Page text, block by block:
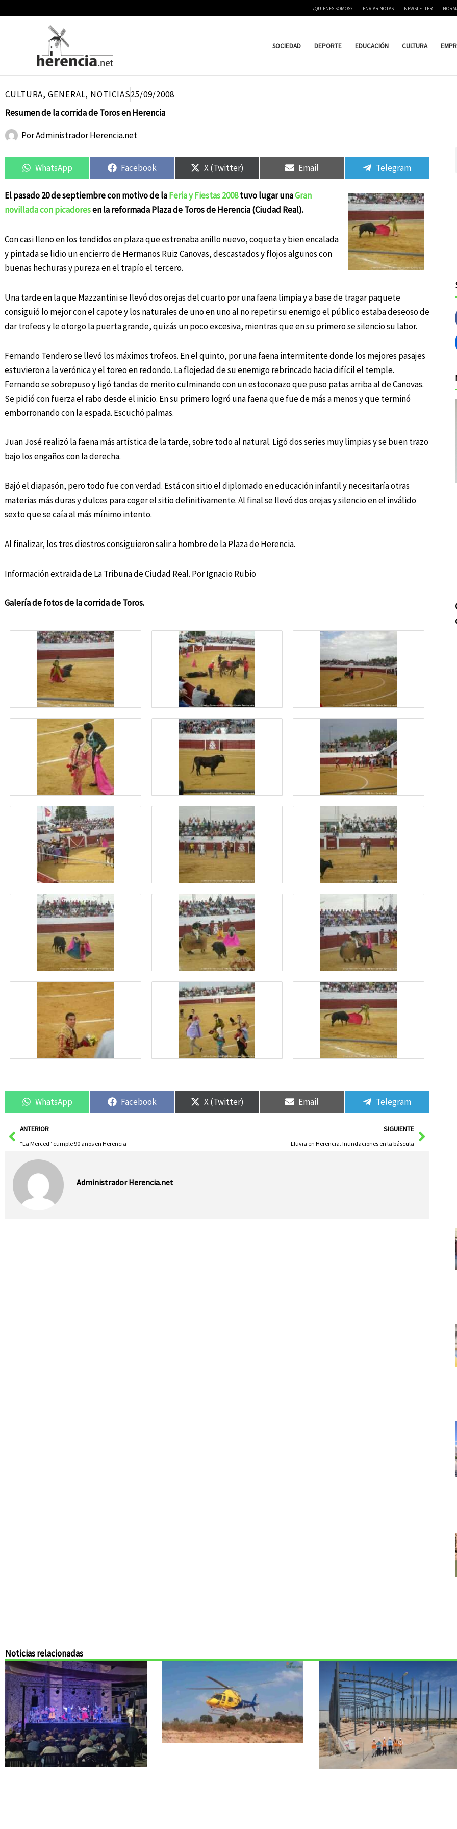
¿QUIENES SOMOS? ENVIAR NOTAS NEWSLETTER
SOCIEDAD DEPORTE EDUCACIÓN CULTURA
CULTURA,GENERAL, NOTICIAS25/09/2008
Resumen de la corrida de Toros en Herencia
PorAdministrador Herencia.net
en
WhatsApp
en
Facebook
en
X (Twitter)
en
Email
en
Telegram
El pasado 20 de septiembre con motivo de laFeria y Fiestas 2008tuvo lugar unaGran
novillada con picadoresen la reformada Plaza de Toros de Herencia (Ciudad Real).
Con casi lleno en los tendidos en plaza que estrenaba anillo nuevo, coqueta y bien encalada
y pintada se lidio un encierro de Hermanos Ruiz Canovas, descastados y flojos algunos con
buenas hechuras y pureza en el trapío el tercero.
Una tarde en la que Mazzantini se llevó dos orejas del cuarto por una faena limpia y a base de tragar paquete
consiguió lo mejor con el capote y los naturales de uno en uno al no repetir su enemigo el público estaba deseoso de
dar trofeos y le otorgo la puerta grande, quizás un poco excesiva, mientras que en su primero se silencio su labor.
Fernando Tendero se llevó los máximos trofeos. En el quinto, por una faena intermitente donde los mejores pasajes
estuvieron a la verónica y el toreo en redondo. La flojedad de su enemigo rebrincado hacia difícil el temple.
Fernando se sobrepuso y ligó tandas de merito culminando con un estoconazo que puso patas arriba al de Canovas.
Se pidió con fuerza el rabo desde el inicio. En su primero logró una faena que fue de más a menos y que terminó
emborronando con la espada. Escuchó palmas.
Juan José realizó la faena más artística de la tarde, sobre todo al natural. Ligó dos series muy limpias y se buen trazo
bajo los engaños con la derecha.
Bajó el diapasón, pero todo fue con verdad. Está con sitio el diplomado en educación infantil y necesitaría otras
materias más duras y dulces para coger el sitio definitivamente. Al final se llevó dos orejas y silencio en el inválido
sexto que se caía al más mínimo intento.
Al finalizar, los tres diestros consiguieron salir a hombre de la Plaza de Herencia.
Información extraida de La Tribuna de Ciudad Real. Por Ignacio Rubio
Galería de fotos de la corrida de Toros.
en
WhatsApp
en
Facebook
en
X (Twitter)
en
Email
en
Telegram
AntANTERIOR
“La Merced” cumple 90 años en Herencia
SIGUIENTE
Lluvia en Herencia. Inundaciones en la báscula
Administrador Herencia.net
Noticias relacionadas